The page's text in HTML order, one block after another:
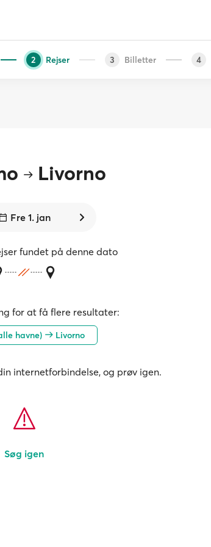
2 Rejser 3 Billetter 4
Livorno
Fre 1. jan
fundet på denne dato
for at få flere resultater:
havne) Livorno
internetforbindelse, og prøv igen.
Søg igen